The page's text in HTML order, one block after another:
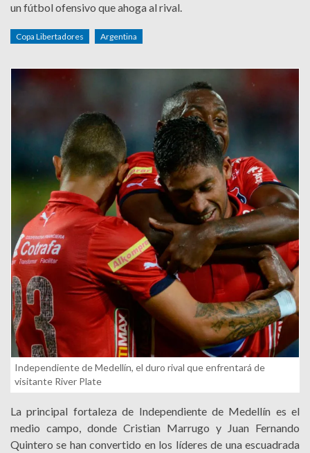
un fútbol ofensivo que ahoga al rival.
Copa Libertadores Argentina
Independiente de Medellín, el duro rival que enfrentará de
visitante River Plate
La principal fortaleza de Independiente de Medellín es el
medio campo, donde Cristian Marrugo y Juan Fernando
Quintero se han convertido en los líderes de una escuadrada